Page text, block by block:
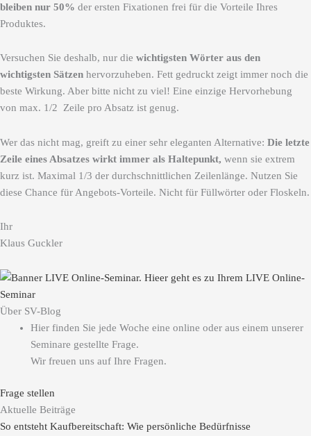
bleiben nur 50% der ersten Fixationen frei für die Vorteile Ihres
Produktes.
Versuchen Sie deshalb, nur die wichtigsten Wörter aus den
wichtigsten Sätzen hervorzuheben. Fett gedruckt zeigt immer noch die
beste Wirkung. Aber bitte nicht zu viel! Eine einzige Hervorhebung
von max. 1/2 Zeile pro Absatz ist genug.
Wer das nicht mag, greift zu einer sehr eleganten Alternative: Die letzte
Zeile eines Absatzes wirkt immer als Haltepunkt, wenn sie extrem
kurz ist. Maximal 1/3 der durchschnittlichen Zeilenlänge. Nutzen Sie
diese Chance für Angebots-Vorteile. Nicht für Füllwörter oder Floskeln.
Ihr
Klaus Guckler
Über SV-Blog
Hier finden Sie jede Woche eine online oder aus einem unserer
Seminare gestellte Frage.
Wir freuen uns auf Ihre Fragen.
Frage stellen
Aktuelle Beiträge
So entsteht Kaufbereitschaft: Wie persönliche Bedürfnisse